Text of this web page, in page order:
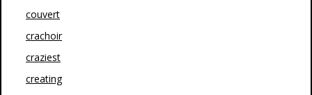
couvert
crachoir
craziest
creating